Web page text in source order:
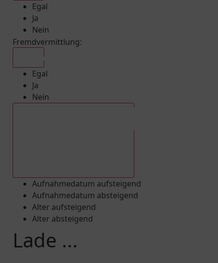
Egal
Ja
Nein
Fremdvermittlung:
Egal
Ja
Nein
Aufnahmedatum aufsteigend
Aufnahmedatum absteigend
Alter aufsteigend
Alter absteigend
Lade ...